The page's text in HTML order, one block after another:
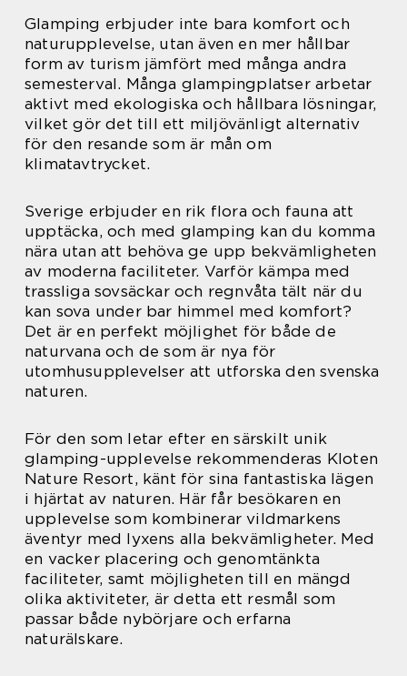
Glamping erbjuder inte bara komfort och
naturupplevelse, utan även en mer hållbar
form av turism jämfört med många andra
semesterval. Många glampingplatser arbetar
aktivt med ekologiska och hållbara lösningar,
vilket gör det till ett miljövänligt alternativ
för den resande som är mån om
klimatavtrycket.
Sverige erbjuder en rik flora och fauna att
upptäcka, och med glamping kan du komma
nära utan att behöva ge upp bekvämligheten
av moderna faciliteter. Varför kämpa med
trassliga sovsäckar och regnvåta tält när du
kan sova under bar himmel med komfort?
Det är en perfekt möjlighet för både de
naturvana och de som är nya för
utomhusupplevelser att utforska den svenska
naturen.
För den som letar efter en särskilt unik
glamping-upplevelse rekommenderas Kloten
Nature Resort, känt för sina fantastiska lägen
i hjärtat av naturen. Här får besökaren en
upplevelse som kombinerar vildmarkens
äventyr med lyxens alla bekvämligheter. Med
en vacker placering och genomtänkta
faciliteter, samt möjligheten till en mängd
olika aktiviteter, är detta ett resmål som
passar både nybörjare och erfarna
naturälskare.